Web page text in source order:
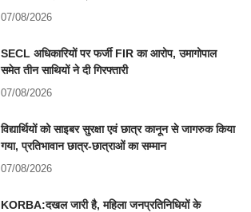
07/08/2026
SECL अधिकारियों पर फर्जी FIR का आरोप, उमागोपाल
समेत तीन साथियों ने दी गिरफ्तारी
07/08/2026
विद्यार्थियों को साइबर सुरक्षा एवं छात्र कानून से जागरुक किया
गया, प्रतिभावान छात्र-छात्राओं का सम्मान
07/08/2026
KORBA:दखल जारी है, महिला जनप्रतिनिधियों के